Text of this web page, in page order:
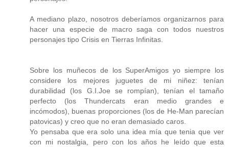
A mediano plazo, nosotros deberíamos organizarnos para
hacer una especie de macro saga con todos nuestros
personajes tipo Crisis en Tierras Infinitas.
Sobre los muñecos de los SuperAmigos yo siempre los
considere los mejores juguetes de mi niñez: tenían
durabilidad (los G.I.Joe se rompían), tenían el tamaño
perfecto (los Thundercats eran medio grandes e
incómodos), buenas proporciones (los de He-Man parecían
patovicas) y creo que no eran demasiado caros.
Yo pensaba que era solo una idea mía que tenia que ver
con mi nostalgia, pero con los años he leído que esta